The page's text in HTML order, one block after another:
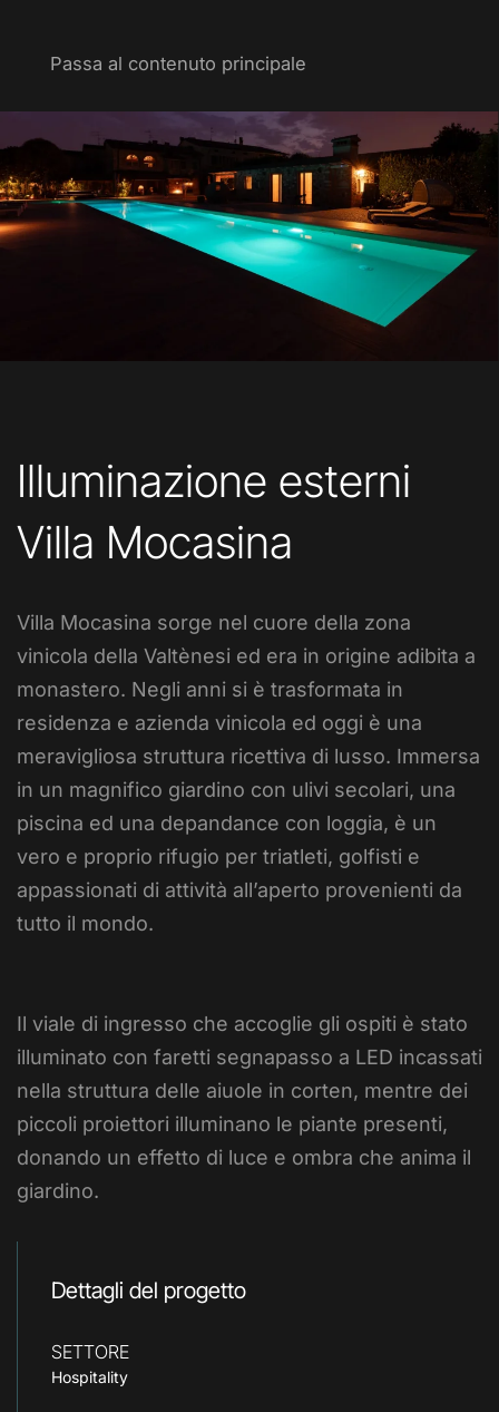
Passa al contenuto principale
Illuminazione esterni
Villa Mocasina
Villa Mocasina sorge nel cuore della zona
vinicola della Valtènesi ed era in origine adibita a
monastero. Negli anni si è trasformata in
residenza e azienda vinicola ed oggi è una
meravigliosa struttura ricettiva di lusso. Immersa
in un magnifico giardino con ulivi secolari, una
piscina ed una depandance con loggia, è un
vero e proprio rifugio per triatleti, golfisti e
appassionati di attività all’aperto provenienti da
tutto il mondo.
Il viale di ingresso che accoglie gli ospiti è stato
illuminato con faretti segnapasso a LED incassati
nella struttura delle aiuole in corten, mentre dei
piccoli proiettori illuminano le piante presenti,
donando un effetto di luce e ombra che anima il
giardino.
Dettagli del progetto
SETTORE
Hospitality